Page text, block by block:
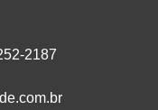
-2187